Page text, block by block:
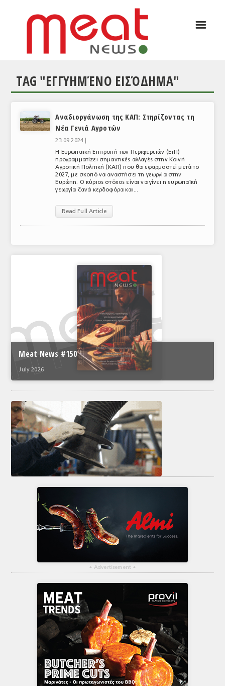
ΕΙΔΗΣΕΙΣ
ΘΕΜΑΤΑ
ΠΡΩΤΕΣ ΥΛΕΣ
ΕΞΟΠΛΙΣΜΟΣ
ΕΜΠΟΡΙΚΟΙ ΑΝΤΙΠΡΟΣΩΠΟΙ
ΝΟΜΟΘΕΣΙΑ
ΕΛΛΗΝΙΚΗ ΝΟΜΟΘΕΣΙΑ
ΕΥΡΩΠΑΪΚΗ ΝΟΜΟΘΕΣΙΑ
ΤΟ ΠΕΡΙΟΔΙΚΟ
ΑΡΧΕΙΟ ΤΕΥΧΩΝ
ΣΥΝΕΔΡΙΟ ΚΡΕΑΤΟΣ
☰
TAG "ΕΓΓΥΗΜΈΝΟ ΕΙΣΌΔΗΜΑ"
Αναδιοργάνωση της ΚΑΠ: Στηρίζοντας τη
Νέα Γενιά Αγροτών
23.09.2024 |
Η Ευρωπαϊκή Επιτροπή των Περιφερειών (ΕτΠ)
προγραμματίζει σημαντικές αλλαγές στην Κοινή
Αγροτική Πολιτική (ΚΑΠ) που θα εφαρμοστεί μετά το
2027, με σκοπό να αναστήσει τη γεωργία στην
Ευρώπη. Ο κύριος στόχος είναι να γίνει η ευρωπαϊκή
γεωργία ξανά κερδοφόρα και...
Read Full Article
Meat News #150
July 2026
▴ Advertisement ▴